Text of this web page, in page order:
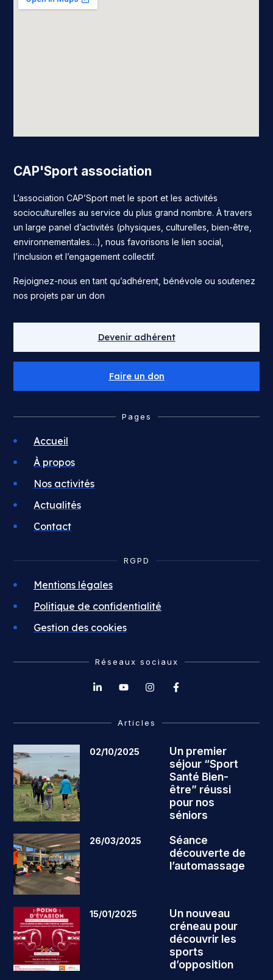
CAP'Sport association
L’association CAP’Sport met le sport et les activités
socioculturelles au service du plus grand nombre. À travers
un large panel d’activités (physiques, culturelles, bien-être,
environnementales…), nous favorisons le lien social,
l’inclusion et l’engagement collectif.
Rejoignez-nous en tant qu’adhérent, bénévole ou soutenez
nos projets par un don
Devenir adhérent
Faire un don
Pages
Accueil
À propos
Nos activités
Actualités
Contact
RGPD
Mentions légales
Politique de confidentialité
Gestion des cookies
Réseaux sociaux
Articles
02/10/2025
Un premier
séjour “Sport
Santé Bien-
être” réussi
pour nos
séniors
26/03/2025
Séance
découverte de
l’automassage
15/01/2025
Un nouveau
créneau pour
découvrir les
sports
d’opposition